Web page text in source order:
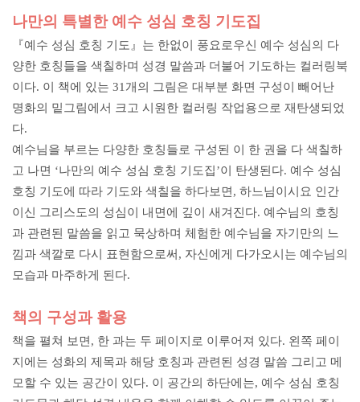
나만의 특별한 예수 성심 호칭 기도집
『예수 성심 호칭 기도』는 한없이 풍요로우신 예수 성심의 다
양한 호칭들을 색칠하며 성경 말씀과 더불어 기도하는 컬러링북
이다. 이 책에 있는 31개의 그림은 대부분 화면 구성이 빼어난
명화의 밑그림에서 크고 시원한 컬러링 작업용으로 재탄생되었
다.
예수님을 부르는 다양한 호칭들로 구성된 이 한 권을 다 색칠하
고 나면 ‘나만의 예수 성심 호칭 기도집’이 탄생된다. 예수 성심
호칭 기도에 따라 기도와 색칠을 하다보면, 하느님이시요 인간
이신 그리스도의 성심이 내면에 깊이 새겨진다. 예수님의 호칭
과 관련된 말씀을 읽고 묵상하며 체험한 예수님을 자기만의 느
낌과 색깔로 다시 표현함으로써, 자신에게 다가오시는 예수님의
모습과 마주하게 된다.
책의 구성과 활용
책을 펼쳐 보면, 한 과는 두 페이지로 이루어져 있다. 왼쪽 페이
지에는 성화의 제목과 해당 호칭과 관련된 성경 말씀 그리고 메
모할 수 있는 공간이 있다. 이 공간의 하단에는, 예수 성심 호칭